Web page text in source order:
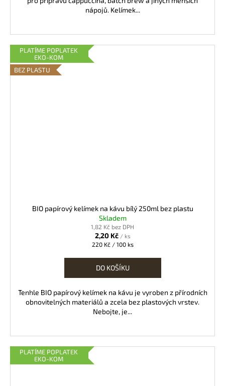
nápojů. Kelímek...
PLATÍME POPLATEK
EKO-KOM
BEZ PLASTU
BIO papírový kelímek na kávu bílý 250ml bez plastu
Skladem
1,82 Kč bez DPH
2,20 Kč / ks
Měrná
220 Kč / 100 ks
DO KOŠÍKU
Tenhle BIO papírový kelímek na kávu je vyroben z přírodních
obnovitelných materiálů a zcela bez plastových vrstev.
Nebojte, je...
PLATÍME POPLATEK
EKO-KOM